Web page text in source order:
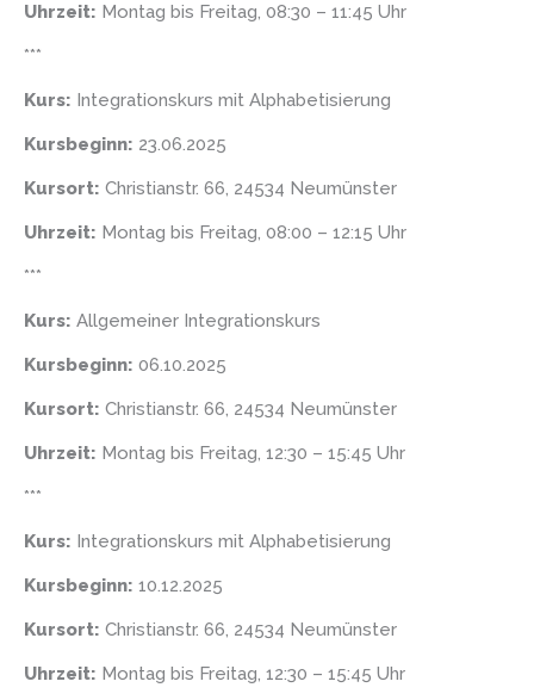
Uhrzeit: Montag bis Freitag, 08:30 – 11:45 Uhr
***
Kurs: Integrationskurs mit Alphabetisierung
Kursbeginn: 23.06.2025
Kursort: Christianstr. 66, 24534 Neumünster
Uhrzeit: Montag bis Freitag, 08:00 – 12:15 Uhr
***
Kurs: Allgemeiner Integrationskurs
Kursbeginn: 06.10.2025
Kursort: Christianstr. 66, 24534 Neumünster
Uhrzeit: Montag bis Freitag, 12:30 – 15:45 Uhr
***
Kurs: Integrationskurs mit Alphabetisierung
Kursbeginn: 10.12.2025
Kursort: Christianstr. 66, 24534 Neumünster
Uhrzeit: Montag bis Freitag, 12:30 – 15:45 Uhr